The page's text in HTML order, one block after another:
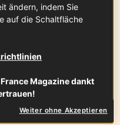
ändern, indem Sie
auf die Schaltfläche
Magazine dankt
Weiter ohne Akzeptieren